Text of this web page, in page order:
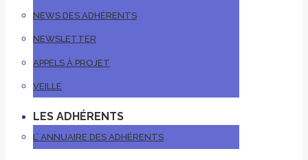
NEWS DES ADHÉRENTS
NEWSLETTER
APPELS À PROJET
VEILLE
LES ADHÉRENTS
L’ ANNUAIRE DES ADHÉRENTS